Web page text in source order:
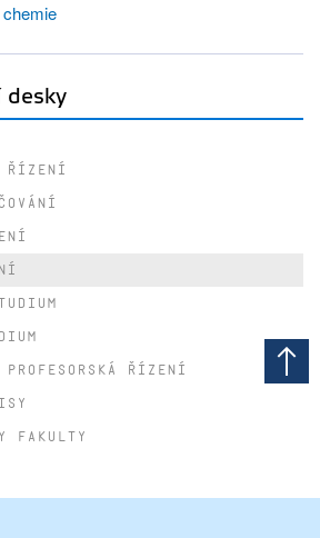
desky
řízení
řízení
fakulty